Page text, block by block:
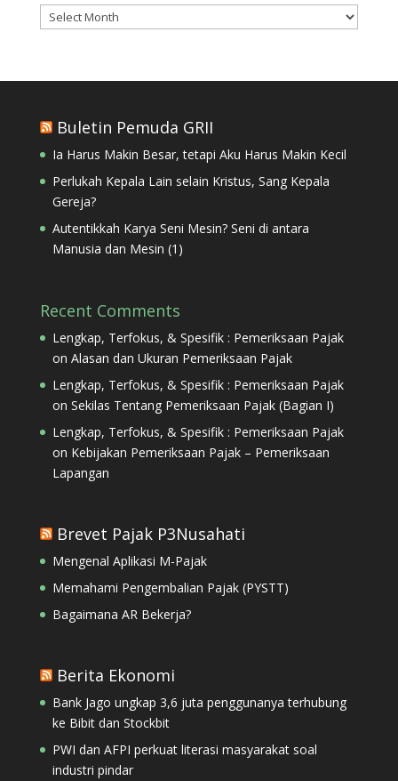
Masa
Penulisan
Buletin Pemuda GRII
Ia Harus Makin Besar, tetapi Aku Harus Makin Kecil
Perlukah Kepala Lain selain Kristus, Sang Kepala
Gereja?
Autentikkah Karya Seni Mesin? Seni di antara
Manusia dan Mesin (1)
Recent Comments
Lengkap, Terfokus, & Spesifik : Pemeriksaan Pajak
on Alasan dan Ukuran Pemeriksaan Pajak
Lengkap, Terfokus, & Spesifik : Pemeriksaan Pajak
on Sekilas Tentang Pemeriksaan Pajak (Bagian I)
Lengkap, Terfokus, & Spesifik : Pemeriksaan Pajak
on Kebijakan Pemeriksaan Pajak – Pemeriksaan
Lapangan
Brevet Pajak P3Nusahati
Mengenal Aplikasi M-Pajak
Memahami Pengembalian Pajak (PYSTT)
Bagaimana AR Bekerja?
Berita Ekonomi
Bank Jago ungkap 3,6 juta penggunanya terhubung
ke Bibit dan Stockbit
PWI dan AFPI perkuat literasi masyarakat soal
industri pindar